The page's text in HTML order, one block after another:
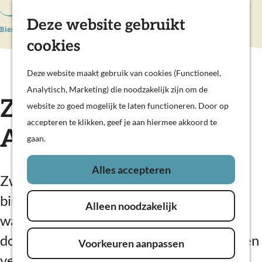
Deze website gebruikt
cookies
Deze website maakt gebruik van cookies (Functioneel,
Analytisch, Marketing) die noodzakelijk zijn om de
website zo goed mogelijk te laten functioneren. Door op
accepteren te klikken, geef je aan hiermee akkoord te
gaan.
Alles accepteren
Alleen noodzakelijk
Voorkeuren aanpassen
G
a
a
d
h
o
e
p
K
a
r
t
Z
k
e
n
n
u
Actief & sportief
Op pad met kinderen
Woudrichem
Plan je bezoek
Eten en drinken
Veerdiensten
Weekendje weg
In de regio
Zwembad Aqua
Altena
Zwembad AquaAltena in Andel biedt
binnen- en buitenzwemfaciliteiten,
waaronder een wedstrijdbad,
doelgroepenbad, glijbaan, whirlpool en een